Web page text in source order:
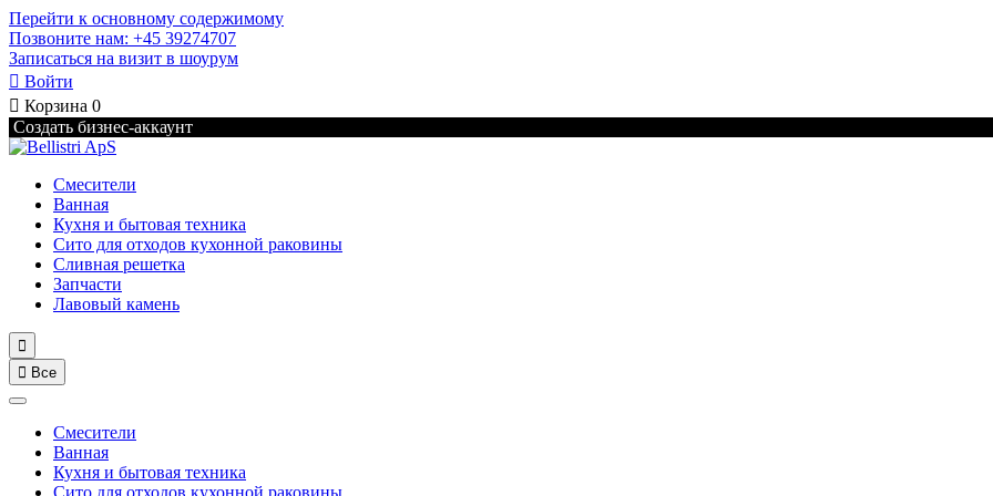
Перейти к основному содержимому
Позвоните нам: +45 39274707
Записаться на визит в шоурум
 Войти
 Корзина 0
Создать бизнес-аккаунт
Смесители
Ванная
Кухня и бытовая техника
Сито для отходов кухонной раковины
Сливная решетка
Запчасти
Лавовый камень

 Все
Смесители
Ванная
Кухня и бытовая техника
Сито для отходов кухонной раковины